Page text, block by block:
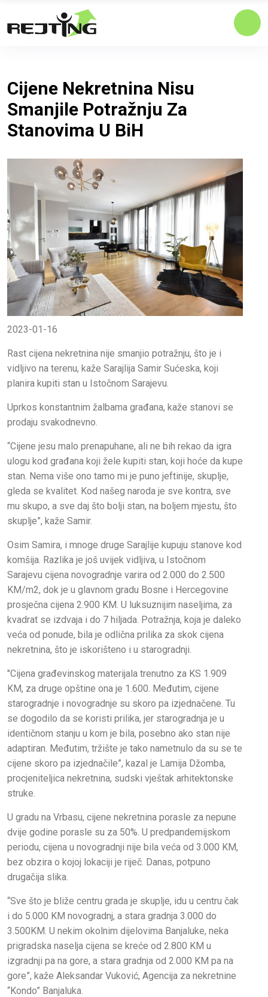
Cijene Nekretnina Nisu
Smanjile Potražnju Za
Stanovima U BiH
2023-01-16
Rast cijena nekretnina nije smanjio potražnju, što je i
vidljivo na terenu, kaže Sarajlija Samir Sućeska, koji
planira kupiti stan u Istočnom Sarajevu.
Uprkos konstantnim žalbama građana, kaže stanovi se
prodaju svakodnevno.
“Cijene jesu malo prenapuhane, ali ne bih rekao da igra
ulogu kod građana koji žele kupiti stan, koji hoće da kupe
stan. Nema više ono tamo mi je puno jeftinije, skuplje,
gleda se kvalitet. Kod našeg naroda je sve kontra, sve
mu skupo, a sve daj što bolji stan, na boljem mjestu, što
skuplje”, kaže Samir.
Osim Samira, i mnoge druge Sarajlije kupuju stanove kod
komšija. Razlika je još uvijek vidljiva, u Istočnom
Sarajevu cijena novogradnje varira od 2.000 do 2.500
KM/m2, dok je u glavnom gradu Bosne i Hercegovine
prosječna cijena 2.900 KM. U luksuznijim naseljima, za
kvadrat se izdvaja i do 7 hiljada. Potražnja, koja je daleko
veća od ponude, bila je odlična prilika za skok cijena
nekretnina, što je iskorišteno i u starogradnji.
"Cijena građevinskog materijala trenutno za KS 1.909
KM, za druge opštine ona je 1.600. Međutim, cijene
starogradnje i novogradnje su skoro pa izjednačene. Tu
se dogodilo da se koristi prilika, jer starogradnja je u
identičnom stanju u kom je bila, posebno ako stan nije
adaptiran. Međutim, tržište je tako nametnulo da su se te
cijene skoro pa izjednačile”, kazal je Lamija Džomba,
procjeniteljica nekretnina, sudski vještak arhitektonske
struke.
U gradu na Vrbasu, cijene nekretnina porasle za nepune
dvije godine porasle su za 50%. U predpandemijskom
periodu, cijena u novogradnji nije bila veća od 3.000 KM,
bez obzira o kojoj lokaciji je riječ. Danas, potpuno
drugačija slika.
“Sve što je bliže centru grada je skuplje, idu u centru čak
i do 5.000 KM novogradnj, a stara gradnja 3.000 do
3.500KM. U nekim okolnim dijelovima Banjaluke, neka
prigradska naselja cijena se kreće od 2.800 KM u
izgradnji pa na gore, a stara gradnja od 2.000 KM pa na
gore”, kaže Aleksandar Vuković, Agencija za nekretnine
“Kondo” Banjaluka.